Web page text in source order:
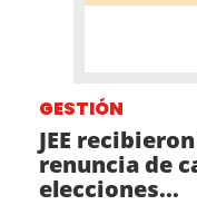
GESTIÓN
JEE
renuncia de
elecciones...